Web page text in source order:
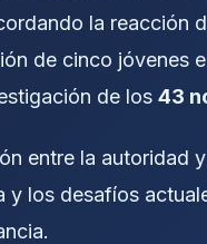
la reacción
de cinco jóvenes
de los 43
entre la autoridad
y los desafíos